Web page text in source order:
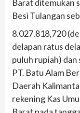
Barat ditemukan
Besi Tulangan
8.027.818,720
delapan ratus
puluh rupiah)
PT. Batu Alam
Daerah
rekening Kas